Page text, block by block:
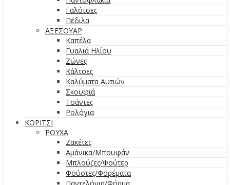
Γαλότσες
Πέδιλα
ΑΞΕΣΟΥΑΡ
Καπέλα
Γυαλιά Ηλίου
Ζώνες
Κάλτσες
Καλύματα Αυτιών
Σκουφιά
Τσάντες
Ρολόγια
ΚΟΡΙΤΣΙ
ΡΟΥΧΑ
Ζακέτες
Αμάνικα/Μπουφάν
Μπλούζες/Φούτερ
Φούστες/Φορέματα